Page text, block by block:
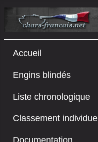
Accueil
Engins blindés
Liste chronologique
Classement individuel
Documentation